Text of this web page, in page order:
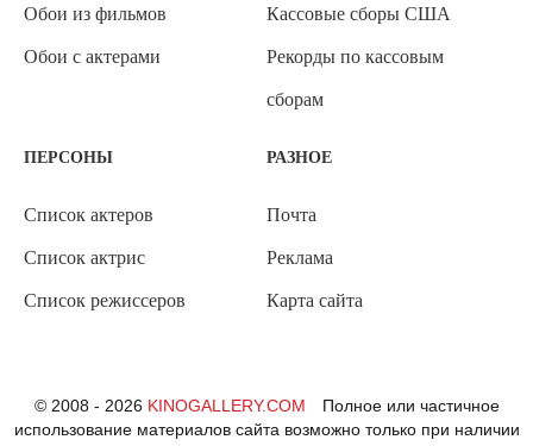
Обои из фильмов
Обои с актерами
Кассовые сборы США
Рекорды по кассовым
сборам
ПЕРСОНЫ
Список актеров
Список актрис
Список режиссеров
РАЗНОЕ
Почта
Реклама
Карта сайта
© 2008 - 2026 KINOGALLERY.COM
Полное или частичное
использование материалов сайта возможно только при наличии